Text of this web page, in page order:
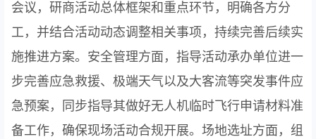
会议，研商活动总体框架和重点环节，明确各方分
工，并结合活动动态调整相关事项，持续完善后续实
施推进方案。安全管理方面，指导活动承办单位进一
步完善应急救援、极端天气以及大客流等突发事件应
急预案，同步指导其做好无人机临时飞行申请材料准
备工作，确保现场活动合规开展。场地选址方面，组